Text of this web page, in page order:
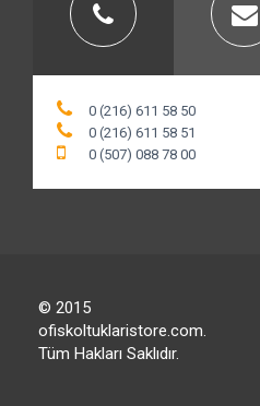
0 (216) 611 58 50
0 (216) 611 58 51
0 (507) 088 78 00
© 2015
ofiskoltuklaristore.com.
Tüm Hakları Saklıdır.